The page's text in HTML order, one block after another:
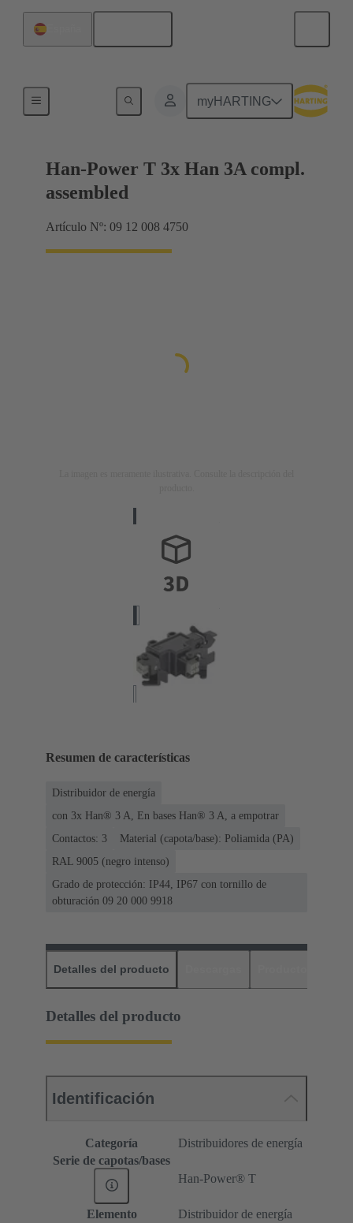
myHARTING
Han-Power T 3x Han 3A compl.
assembled
Artículo Nº: 09 12 008 4750
Resumen de características
Distribuidor de energía
con 3x Han® 3 A, En bases Han® 3 A, a empotrar
Contactos: 3
Material (capota/base): Poliamida (PA)
RAL 9005 (negro intenso)
Grado de protección: IP44, IP67 con tornillo de
obturación 09 20 000 9918
Detalles del producto
Detalles del producto
Identificación
Categoría
Distribuidores de energía
Serie de capotas/bases
Han-Power® T
Elemento Distribuidor de energía